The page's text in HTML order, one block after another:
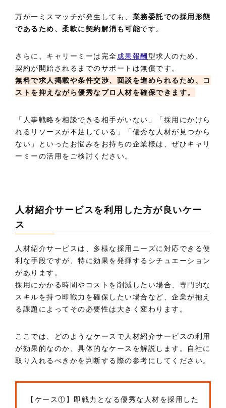
万が一ミスマッチが発生しても、 業務委託での採用形態
であるため、柔軟に契約解消も可能です。
さらに、キャリーミーは完全成果報酬型求人のため、
契約が開始されるまでのサポートは無償です。
無料で求人掲載や条件交渉、面談を進められるため、コ
ストを抑えながら優秀なプロ人材を確保できます。
「人事戦略を相談できる相手がいない」「採用にかけら
れるリソースが不足している」「優秀な人材が見つから
ない」といったお悩みをお持ちの企業様は、ぜひキャリ
ーミーの活用をご検討ください。
人材紹介サービスを利用した方が良いケー
ス
人材紹介サービスは、多様な採用ニーズに対応できる便
利な手段ですが、特に効果を発揮するシチュエーション
があります。
採用にかかる時間やコストを削減したい場合、専門的な
スキルを持つ即戦力を確保したい場合など、企業が抱え
る課題によってその必要性は大きく変わります。
ここでは、どのようなケースで人材紹介サービスの利用
が効果的なのか、具体的なケースを解説します。自社に
取り入れるべきかを判断する際の参考にしてください。
【ケース①】即戦力となる優秀な人材を採用した